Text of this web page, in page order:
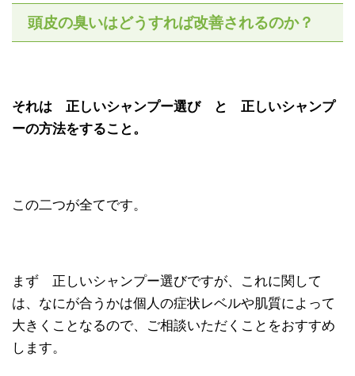
頭皮の臭いはどうすれば改善されるのか？
それは 正しいシャンプー選び と 正しいシャンプ
ーの方法をすること。
この二つが全てです。
まず 正しいシャンプー選びですが、これに関して
は、なにが合うかは個人の症状レベルや肌質によって
大きくことなるので、ご相談いただくことをおすすめ
します。